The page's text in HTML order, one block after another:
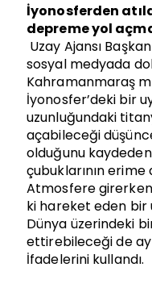
İyonosferden
depreme yol
Uzay Ajansı
sosyal medyada
Kahramanmaraş
İyonosfer’deki bir
uzunluğundaki
açabileceği
olduğunu
çubuklarının erime
Atmosfere girerken
ki hareket eden bir
Dünya üzerindeki
ettirebileceği de
İfadelerini kullandı.